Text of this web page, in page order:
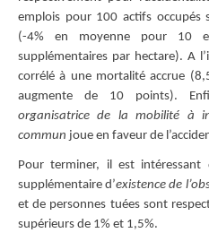
emplois pour 100 actifs occupés
(-4% en moyenne pour 10
supplémentaires par hectare). A
corrélé à une mortalité accrue
augmente de 10 points).
organisatrice de la mobilité à
commun joue en faveur de
Pour terminer, il est
supplémentaire d’existence de
et de personnes tuées sont
supérieurs de 1% et 1,5%.